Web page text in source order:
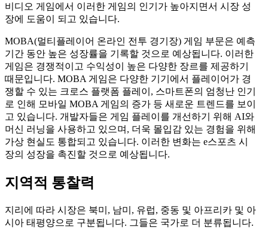
비디오 게임에서 이러한 게임의 인기가 높아지면서 시장 성
장에 도움이 되고 있습니다.
MOBA(멀티플레이어 온라인 전투 경기장) 게임 부문은 예측
기간 동안 높은 성장률을 기록할 것으로 예상됩니다. 이러한
게임은 경쟁적이고 수익성이 높은 다양한 장르를 제공하기
때문입니다. MOBA 게임은 다양한 기기에서 플레이어가 경
쟁할 수 있는 크로스 플랫폼 플레이, 스마트폰의 엄청난 인기
로 인해 모바일 MOBA 게임의 증가 등 새로운 트렌드를 보이
고 있습니다. 개발자들은 게임 플레이를 개선하기 위해 AI와
머신 러닝을 사용하고 있으며, 더욱 몰입감 있는 경험을 위해
가상 현실도 통합되고 있습니다. 이러한 변화는 e스포츠 시
장의 성장을 촉진할 것으로 예상됩니다.
지역적 통찰력
지리에 따라 시장은 북미, 남미, 유럽, 중동 및 아프리카 및 아
시아 태평양으로 구분됩니다. 그들은 국가로 더 분류됩니다.